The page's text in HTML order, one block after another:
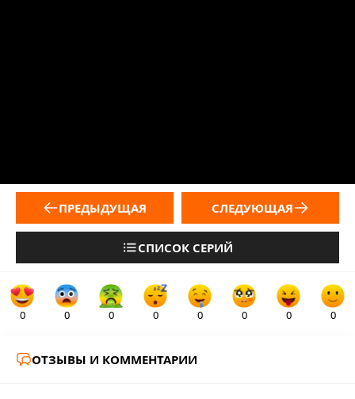
ПРЕДЫДУЩАЯ
СПИСОК СЕРИЙ
СЛЕДУЮЩАЯ
0 0 0 0 0 0 0 0
ОТЗЫВЫ И КОММЕНТАРИИ